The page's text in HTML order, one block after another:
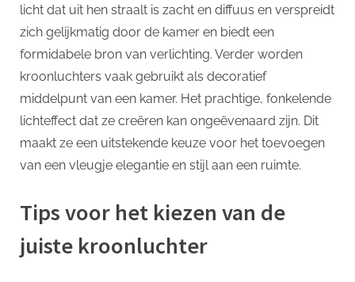
licht dat uit hen straalt is zacht en diffuus en verspreidt
zich gelijkmatig door de kamer en biedt een
formidabele bron van verlichting. Verder worden
kroonluchters vaak gebruikt als decoratief
middelpunt van een kamer. Het prachtige, fonkelende
lichteffect dat ze creëren kan ongeëvenaard zijn. Dit
maakt ze een uitstekende keuze voor het toevoegen
van een vleugje elegantie en stijl aan een ruimte.
Tips voor het kiezen van de
juiste kroonluchter